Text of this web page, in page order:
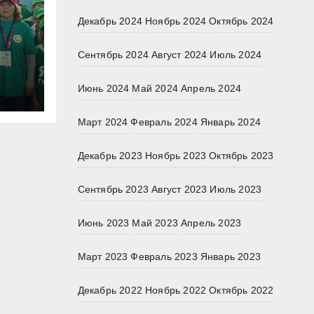
Декабрь 2024 Ноябрь 2024 Октябрь 2024
Сентябрь 2024 Август 2024 Июль 2024
Июнь 2024 Май 2024 Апрель 2024
Март 2024 Февраль 2024 Январь 2024
Декабрь 2023 Ноябрь 2023 Октябрь 2023
Сентябрь 2023 Август 2023 Июль 2023
Июнь 2023 Май 2023 Апрель 2023
Март 2023 Февраль 2023 Январь 2023
Декабрь 2022 Ноябрь 2022 Октябрь 2022